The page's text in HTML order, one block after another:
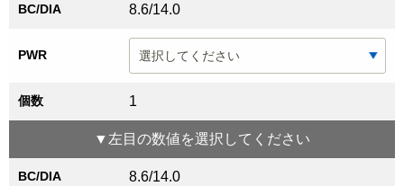
BC/DIA 8.6/14.0
PWR
個数 1
▼ 左目 の数値を選択してください
BC/DIA 8.6/14.0